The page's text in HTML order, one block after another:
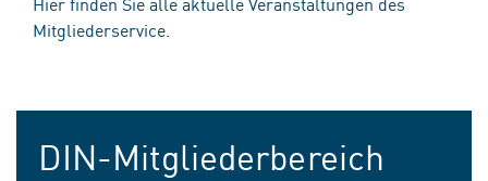
Mitgliederservice.
DIN-Mitgliederbereich